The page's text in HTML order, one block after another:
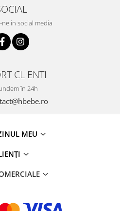
ne in social media
CLIENTI
în 24h
MEU